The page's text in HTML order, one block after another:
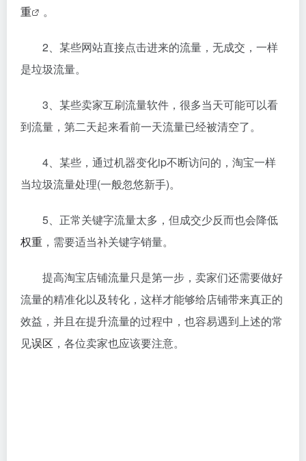
重
。
2、某些网站直接点击进来的流量，无成交，一样
是垃圾流量。
3、某些卖家互刷流量软件，很多当天可能可以看
到流量，第二天起来看前一天流量已经被清空了。
4、某些，通过机器变化ip不断访问的，淘宝一样
当垃圾流量处理(一般忽悠新手)。
5、正常关键字流量太多，但成交少反而也会降低
权重 ，需要适当补关键字销量。
提高淘宝店铺流量只是第一步，卖家们还需要做好
流量的精准化以及转化，这样才能够给店铺带来真正的
效益，并且在提升流量的过程中，也容易遇到上述的常
见误区 ，各位卖家也应该要注意。